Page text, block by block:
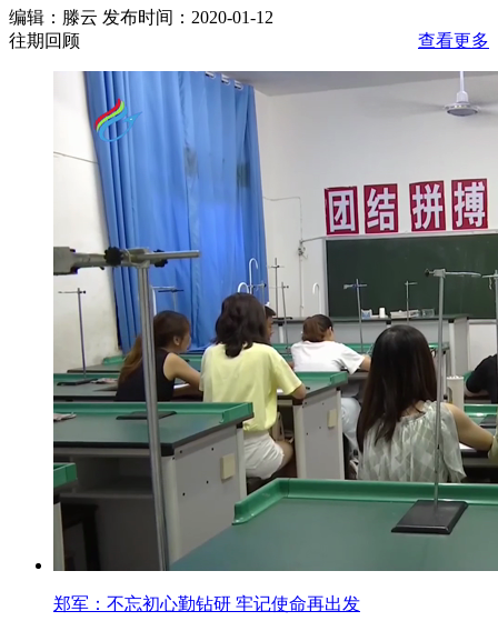
编辑：滕云 发布时间：2020-01-12
往期回顾
查看更多
郑军：不忘初心勤钻研 牢记使命再出发